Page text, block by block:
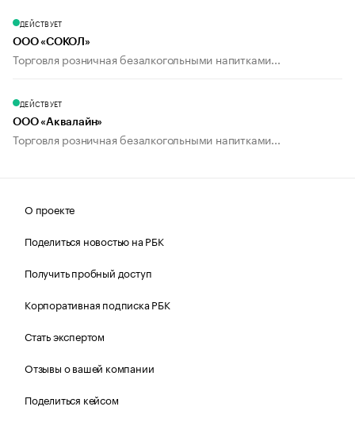
ДЕЙСТВУЕТ
ООО «СОКОЛ»
Торговля розничная безалкогольными напитками...
ДЕЙСТВУЕТ
ООО «Аквалайн»
Торговля розничная безалкогольными напитками...
О проекте
Поделиться новостью на РБК
Получить пробный доступ
Корпоративная подписка РБК
Стать экспертом
Отзывы о вашей компании
Поделиться кейсом